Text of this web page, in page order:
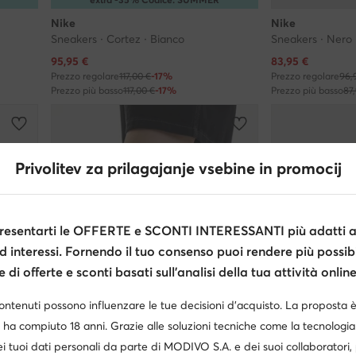
Nike
Sneakers · Cortez · Bianco
Prezzo attuale
95,95 €
Prezzo regolare117,00 €-17%
Prezzo più basso117,00 €-17%
Nike
Sneakers · Nero
Prezzo attuale
83,95 €
Prezzo regolare
Prezzo più basso
Occasione
Privolitev za prilagajanje vsebine in promocij
le OFFERTE e SCONTI INTERESSANTI più adatti
interessi. Fornendo il tuo consenso puoi rendere più
di offerte e sconti basati sull’analisi della tua attività
possono influenzare le tue decisioni d’acquisto. La proposta
compiuto 18 anni. Grazie alle soluzioni tecniche come la
tuoi dati personali da parte di MODIVO S.A. e dei suoi collaboratori,